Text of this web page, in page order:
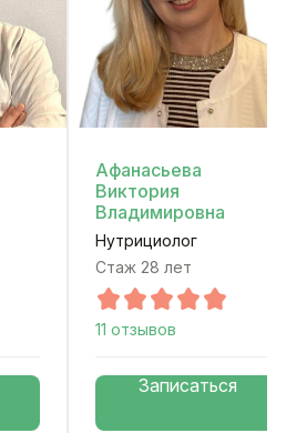
Афанасьева
Виктория
Владимировна
Нутрициолог
Стаж 28 лет
11 отзывов
Записаться